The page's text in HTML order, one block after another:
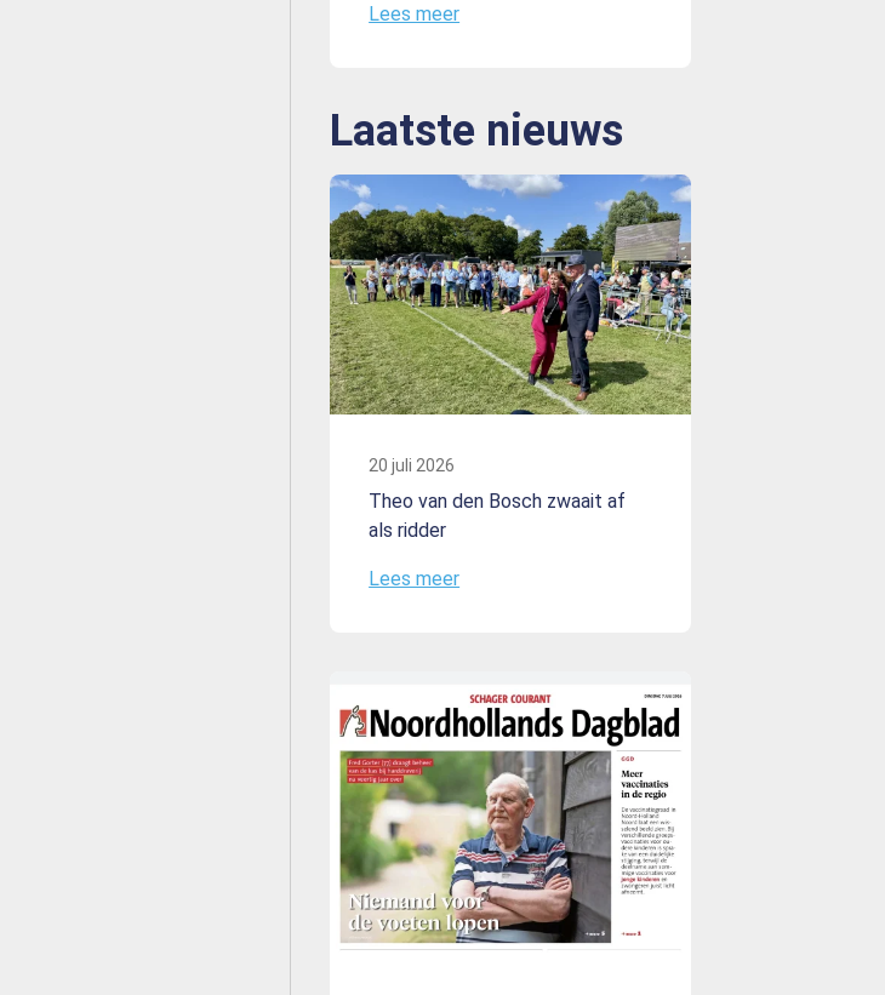
Lees meer
Laatste nieuws
20 juli 2026
Theo van den Bosch zwaait af
als ridder
Lees meer